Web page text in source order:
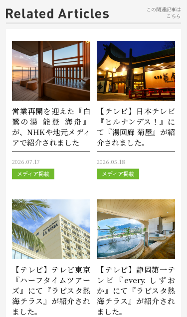
この関連記事は
こちら
営業再開を迎えた『白
鷺の湯 能登 海舟』
が、NHKや地元メディ
アで紹介されました
2026.07.17
メディア掲載
【テレビ】日本テレビ
『ヒルナンデス！』に
て『湯回廊 菊屋』が紹
介されました。
2026.05.18
メディア掲載
【テレビ】テレビ東京
『ハーフタイムツアー
ズ』にて『ラビスタ熱
海テラス』が紹介され
ました。
【テレビ】静岡第一テ
レビ『every. しずお
か』にて『ラビスタ熱
海テラス』が紹介され
ました。